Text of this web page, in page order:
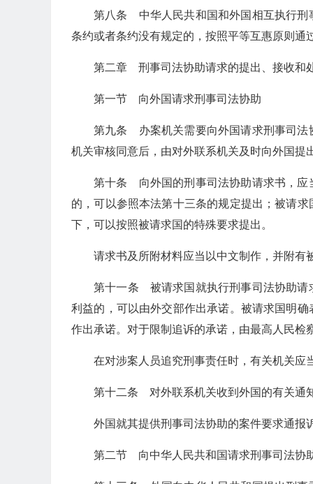
第八条 中华人民共和国和外国相互执行刑
条约或者条约没有规定的，按照平等互惠原则通
第二章 刑事司法协助请求的提出、接收和
第一节 向外国请求刑事司法协助
第九条 办案机关需要向外国请求刑事司法
机关审核同意后，由对外联系机关及时向外国提
第十条 向外国的刑事司法协助请求书，应
的，可以参照本法第十三条的规定提出；被请
下，可以按照被请求国的特殊要求提出。
请求书及所附材料应当以中文制作，并附有
第十一条 被请求国就执行刑事司法协助请
利益的，可以由外交部作出承诺。被请求国明
作出承诺。对于限制追诉的承诺，由最高人民检
在对涉案人员追究刑事责任时，有关机关应
第十二条 对外联系机关收到外国的有关通
外国就其提供刑事司法协助的案件要求通报
第二节 向中华人民共和国请求刑事司法协